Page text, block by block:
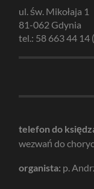
ul. św. Mikołaja 1
81-062 Gdynia
tel.: 58 663 44 14
telefon do
wezwań do
organista: p.